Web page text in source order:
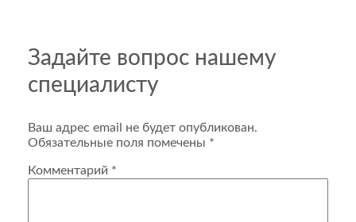
Задайте вопрос нашему
специалисту
Ваш адрес email не будет опубликован.
Обязательные поля помечены *
Комментарий *